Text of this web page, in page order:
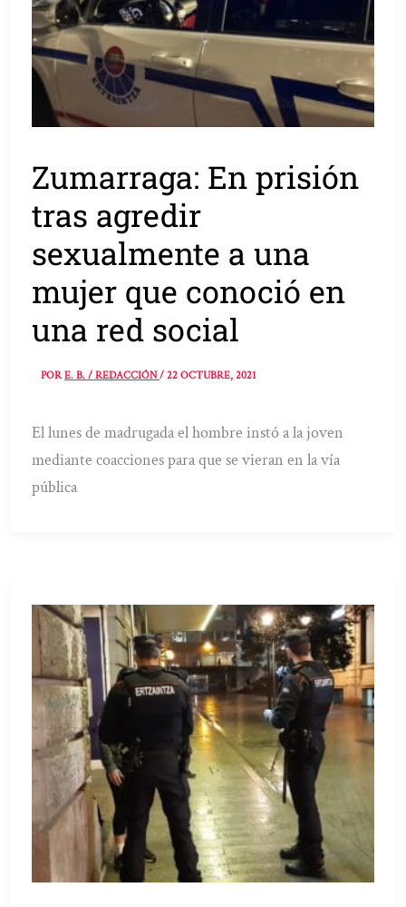
Zumarraga: En prisión
tras agredir
sexualmente a una
mujer que conoció en
una red social
PORE. B. / REDACCIÓN/22 OCTUBRE, 2021
El lunes de madrugada el hombre instó a la joven
mediante coacciones para que se vieran en la vía
pública